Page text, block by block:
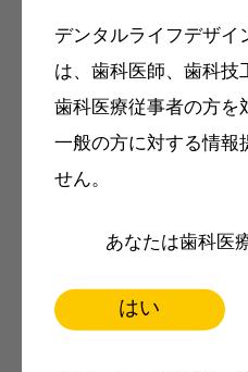
デンタルライフデザイ
は、歯科医師、歯科技
歯科医療従事者の方を
一般の方に対する情報
せん。
あなたは歯科医
はい
メリッ